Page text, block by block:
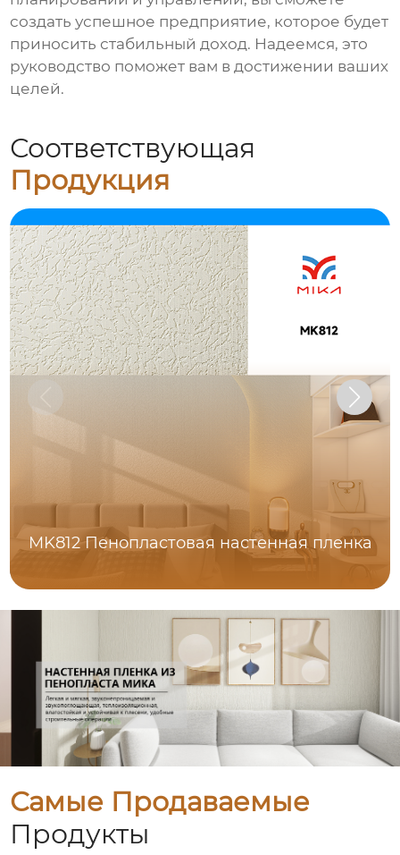
создать успешное предприятие, которое будет
приносить стабильный доход. Надеемся, это
руководство поможет вам в достижении ваших
целей.
Соответствующая
Продукция
MK812 Пенопластовая настенная пленка
Самые Продаваемые
Продукты